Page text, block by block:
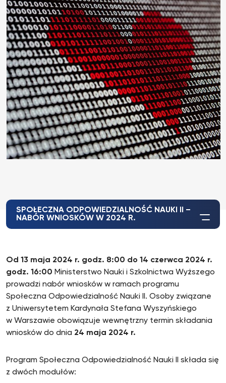
SPOŁECZNA ODPOWIEDZIALNOŚĆ NAUKI II –
NABÓR WNIOSKÓW W 2024 R.
Od 13 maja 2024 r. godz. 8:00 do 14 czerwca 2024 r.
godz. 16:00 Ministerstwo Nauki i Szkolnictwa Wyższego
prowadzi nabór wniosków w ramach programu
Społeczna Odpowiedzialność Nauki II. Osoby związane
z Uniwersytetem Kardynała Stefana Wyszyńskiego
w Warszawie obowiązuje wewnętrzny termin składania
wniosków do dnia 24 maja 2024 r.
Program Społeczna Odpowiedzialność Nauki II składa się
z dwóch modułów: